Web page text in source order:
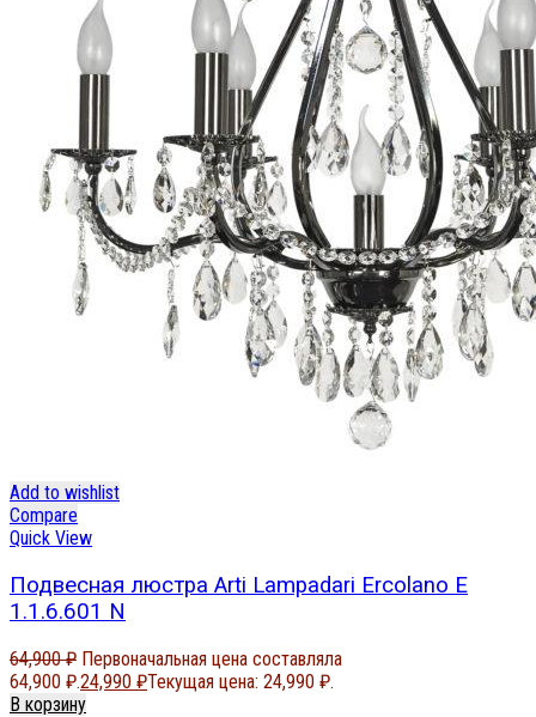
Add to wishlist
Compare
Quick View
Подвесная люстра Arti Lampadari Ercolano E
1.1.6.601 N
64,900₽ Первоначальная цена составляла
64,900 ₽.24,990 ₽Текущая цена: 24,990 ₽.
В корзину